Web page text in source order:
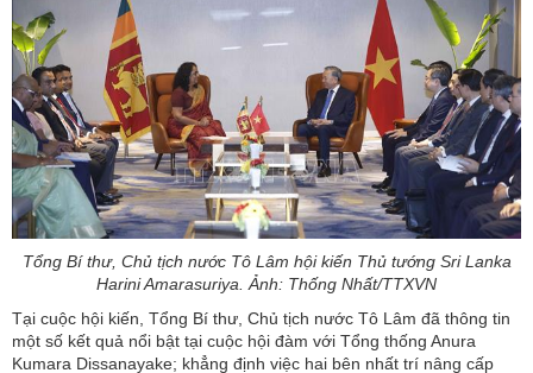
Tổng Bí thư, Chủ tịch nước Tô Lâm hội kiến Thủ tướng Sri Lanka
Harini Amarasuriya. Ảnh: Thống Nhất/TTXVN
Tại cuộc hội kiến, Tổng Bí thư, Chủ tịch nước Tô Lâm đã thông tin
một số kết quả nổi bật tại cuộc hội đàm với Tổng thống Anura
Kumara Dissanayake; khẳng định việc hai bên nhất trí nâng cấp